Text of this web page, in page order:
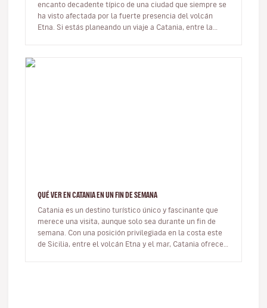
encanto decadente típico de una ciudad que siempre se
ha visto afectada por la fuerte presencia del volcán
Etna. Si estás planeando un viaje a Catania, entre la
QUÉ VER EN CATANIA EN UN FIN DE SEMANA
Catania es un destino turístico único y fascinante que
merece una visita, aunque solo sea durante un fin de
semana. Con una posición privilegiada en la costa este
de Sicilia, entre el volcán Etna y el mar, Catania ofrece